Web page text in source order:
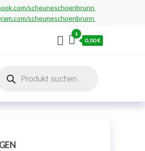
scheuneschoenbrunn
scheuneschoenbrunn
0
0,00 €
search